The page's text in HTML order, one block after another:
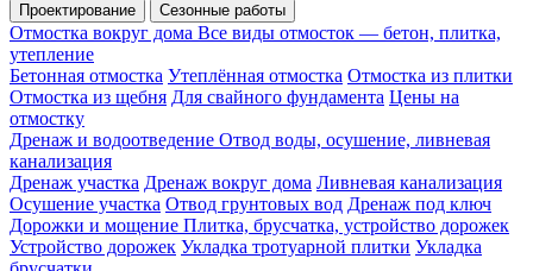
Проектирование
Сезонные работы
Отмостка вокруг дома Все виды отмосток — бетон, плитка,
утепление
Бетонная отмостка Утеплённая отмостка Отмостка из плитки
Отмостка из щебня Для свайного фундамента Цены на
отмостку
Дренаж и водоотведение Отвод воды, осушение, ливневая
канализация
Дренаж участка Дренаж вокруг дома Ливневая канализация
Осушение участка Отвод грунтовых вод Дренаж под ключ
Дорожки и мощение Плитка, брусчатка, устройство дорожек
Устройство дорожек Укладка тротуарной плитки Укладка